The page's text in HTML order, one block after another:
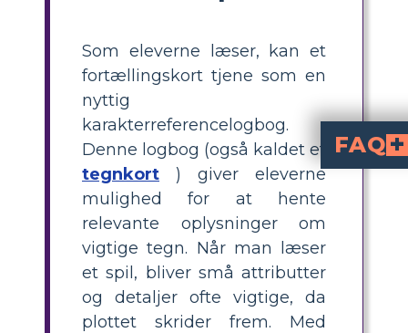
Som eleverne læser, kan et
fortællingskort tjene som en
nyttig
karakterreferencelogbog.
Denne logbog (også kaldet et
tegnkort ) giver eleverne
mulighed for at hente
relevante oplysninger om
vigtige tegn. Når man læser
et spil, bliver små attributter
og detaljer ofte vigtige, da
plottet skrider frem. Med
FAQ